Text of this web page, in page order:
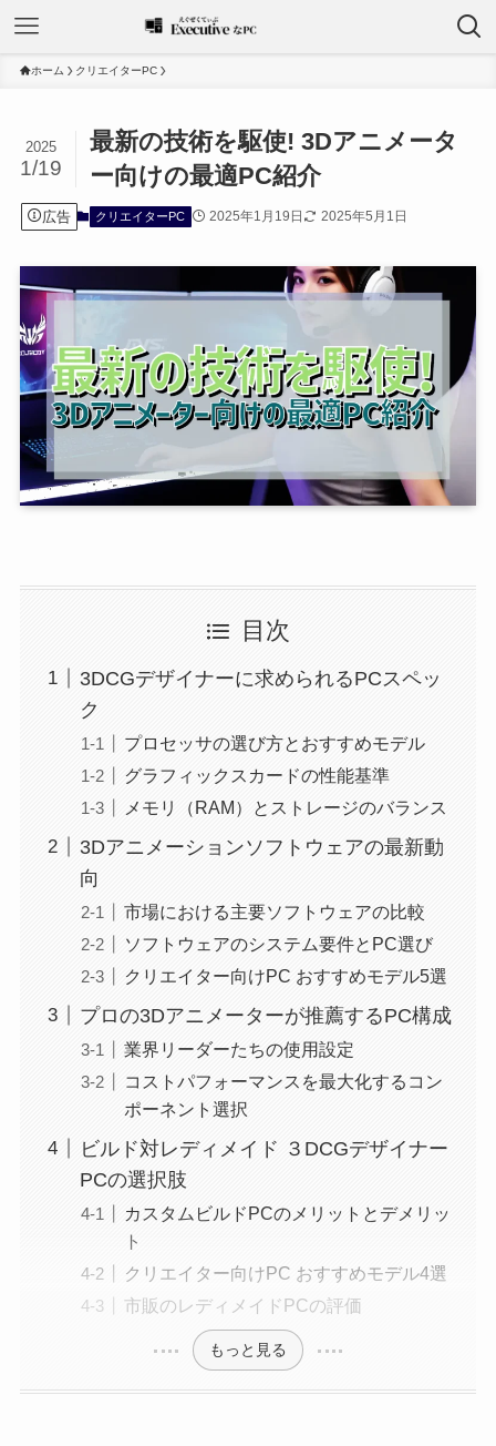
ホーム クリエイターPC
最新の技術を駆使! 3Dアニメータ
ー向けの最適PC紹介
2025
1/19
広告 クリエイターPC 2025年1月19日 2025年5月1日
目次
3DCGデザイナーに求められるPCスペッ
ク
プロセッサの選び方とおすすめモデル
グラフィックスカードの性能基準
メモリ（RAM）とストレージのバランス
3Dアニメーションソフトウェアの最新動
向
市場における主要ソフトウェアの比較
ソフトウェアのシステム要件とPC選び
クリエイター向けPC おすすめモデル5選
プロの3Dアニメーターが推薦するPC構成
業界リーダーたちの使用設定
コストパフォーマンスを最大化するコン
ポーネント選択
ビルド対レディメイド ３DCGデザイナー
PCの選択肢
カスタムビルドPCのメリットとデメリッ
ト
クリエイター向けPC おすすめモデル4選
市販のレディメイドPCの評価
もっと見る